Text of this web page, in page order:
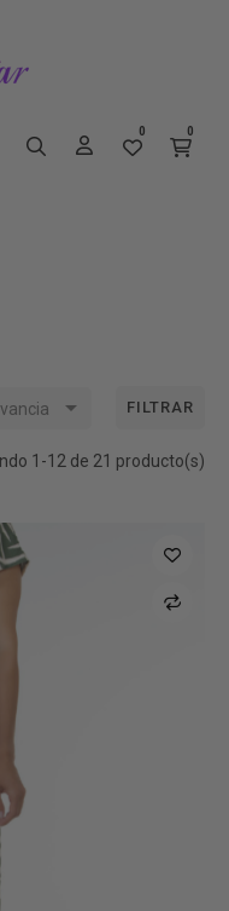
0 0
 FILTRAR
1-12 de 21 producto(s)